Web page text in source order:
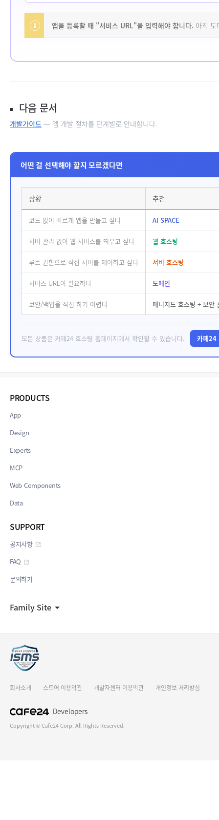
앱을 등록할 때 "서비스 URL"을 입력해야 합니다. 아직 도
다음 문서
개발가이드 — 앱 개발 절차를 단계별로 안내합니다.
어떤 걸 선택해야 할지 모르겠다면
상황 추천
코드 없이 빠르게 앱을 만들고 싶다 AI SPACE
서버 관리 없이 웹 서비스를 띄우고 싶다 웹 호스팅
루트 권한으로 직접 서버를 제어하고 싶다 서버 호스팅
서비스 URL이 필요하다 도메인
보안/백업을 직접 하기 어렵다 매니지드 호스팅 + 보안
모든 상품은 카페24 호스팅 홈페이지에서 확인할 수 있습니다. 카페24
Developers
Family Site
PRODUCTS
App
Design
Experts
MCP
Web Components
Data
SUPPORT
공지사항
FAQ
문의하기
회사소개 스토어 이용약관 개발자센터 이용약관 개인정보 처리방침
Copyright © Cafe24 Corp. All Rights Reserved.